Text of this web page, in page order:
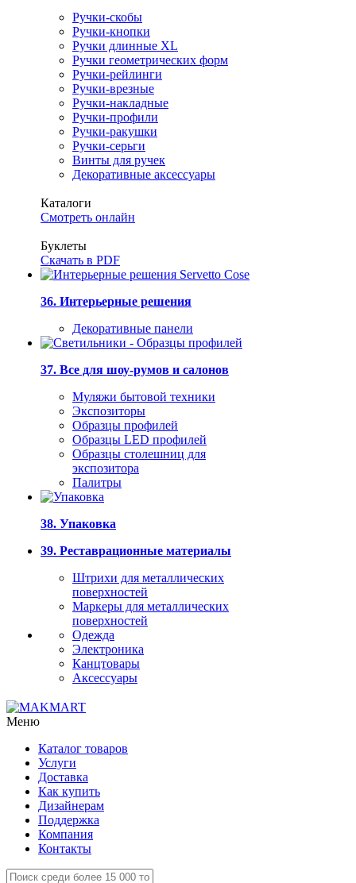
Ручки-скобы
Ручки-кнопки
Ручки длинные XL
Ручки геометрических форм
Ручки-рейлинги
Ручки-врезные
Ручки-накладные
Ручки-профили
Ручки-ракушки
Ручки-серьги
Винты для ручек
Декоративные аксессуары
Каталоги
Смотреть онлайн
Буклеты
Скачать в PDF
36. Интерьерные решения
Декоративные панели
37. Все для шоу-румов и салонов
Муляжи бытовой техники
Экспозиторы
Образцы профилей
Образцы LED профилей
Образцы столешниц для
экспозитора
Палитры
38. Упаковка
39. Реставрационные материалы
Штрихи для металлических
поверхностей
Маркеры для металлических
поверхностей
Одежда
Электроника
Канцтовары
Аксессуары
Меню
Каталог товаров
Услуги
Доставка
Как купить
Дизайнерам
Поддержка
Компания
Контакты